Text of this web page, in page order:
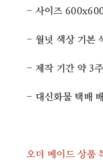
- 사이즈
- 월넛 색상 기본
- 제작 기간 약 3
- 대신화물 택배
오더 메이드 상품